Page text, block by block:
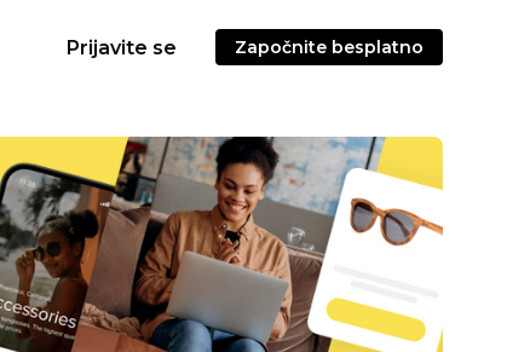
Prijavite se Započnite besplatno